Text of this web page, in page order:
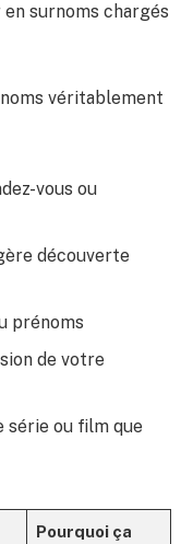
surnoms chargés
véritablement
vous ou
découverte
prénoms
de votre
série ou film que
Pourquoi ça